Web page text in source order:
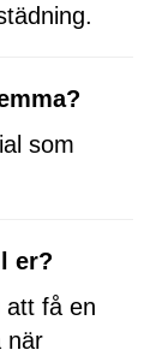
som
er?
att få en
när